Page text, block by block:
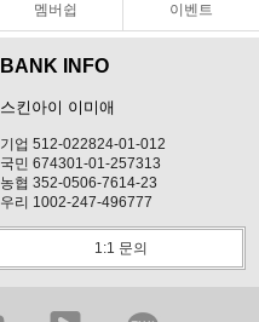
멤버쉽 이벤트
BANK INFO
스킨아이 이미애
기업 512-022824-01-012
국민 674301-01-257313
농협 352-0506-7614-23
우리 1002-247-496777
1:1 문의